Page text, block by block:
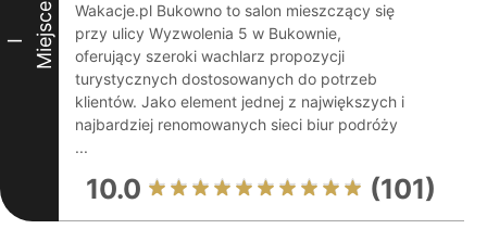
I Miejsce
Wakacje.pl Bukowno to salon mieszczący się
przy ulicy Wyzwolenia 5 w Bukownie,
oferujący szeroki wachlarz propozycji
turystycznych dostosowanych do potrzeb
klientów. Jako element jednej z największych i
najbardziej renomowanych sieci biur podróży
...
10.0 (101)